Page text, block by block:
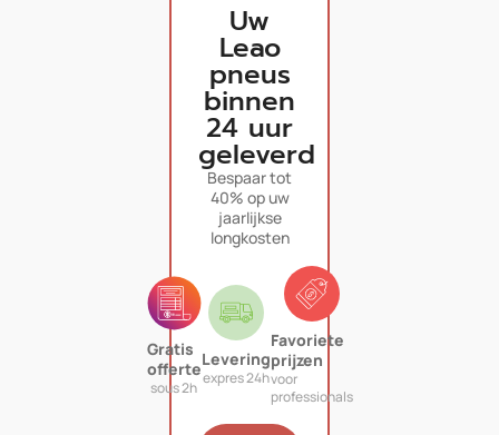
Uw
Leao
pneus
binnen
24 uur
geleverd
Bespaar tot
40% op uw
jaarlijkse
longkosten
Gratis
offerte
sous 2h
Levering
expres 24h
Favoriete
prijzen
voor
professionals